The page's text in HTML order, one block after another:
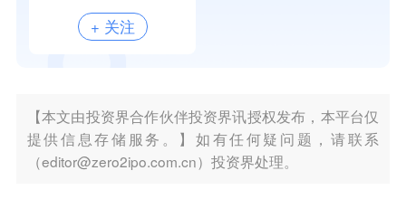
+ 关注
【本文由投资界合作伙伴投资界讯授权发布，本平台仅
提供信息存储服务。】如有任何疑问题，请联系
（editor@zero2ipo.com.cn）投资界处理。